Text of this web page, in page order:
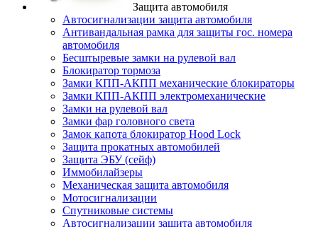
Защита автомобиля
Автосигнализации защита автомобиля
Антивандальная рамка для защиты гос. номера
автомобиля
Бесштыревые замки на рулевой вал
Блокиратор тормоза
Замки КПП-АКПП механические блокираторы
Замки КПП-АКПП электромеханические
Замки на рулевой вал
Замки фар головного света
Замок капота блокиратор Hood Lock
Защита прокатных автомобилей
Защита ЭБУ (сейф)
Иммобилайзеры
Механическая защита автомобиля
Мотосигнализации
Спутниковые системы
Автосигнализации защита автомобиля